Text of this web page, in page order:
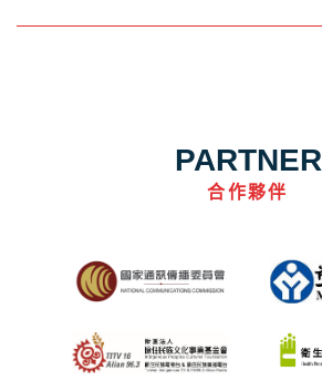
PARTNER
合作夥伴